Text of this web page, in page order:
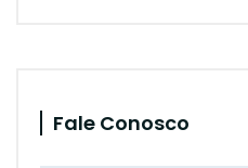
Fale Conosco